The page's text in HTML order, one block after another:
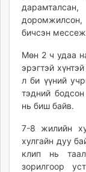
бичсэн
Мөн 2 ч удаа
эрэгтэй
л би үүний
тэдний
нь биш байв.
7-8 жилийн
хулгайн дуу
клип нь
зорилгоор